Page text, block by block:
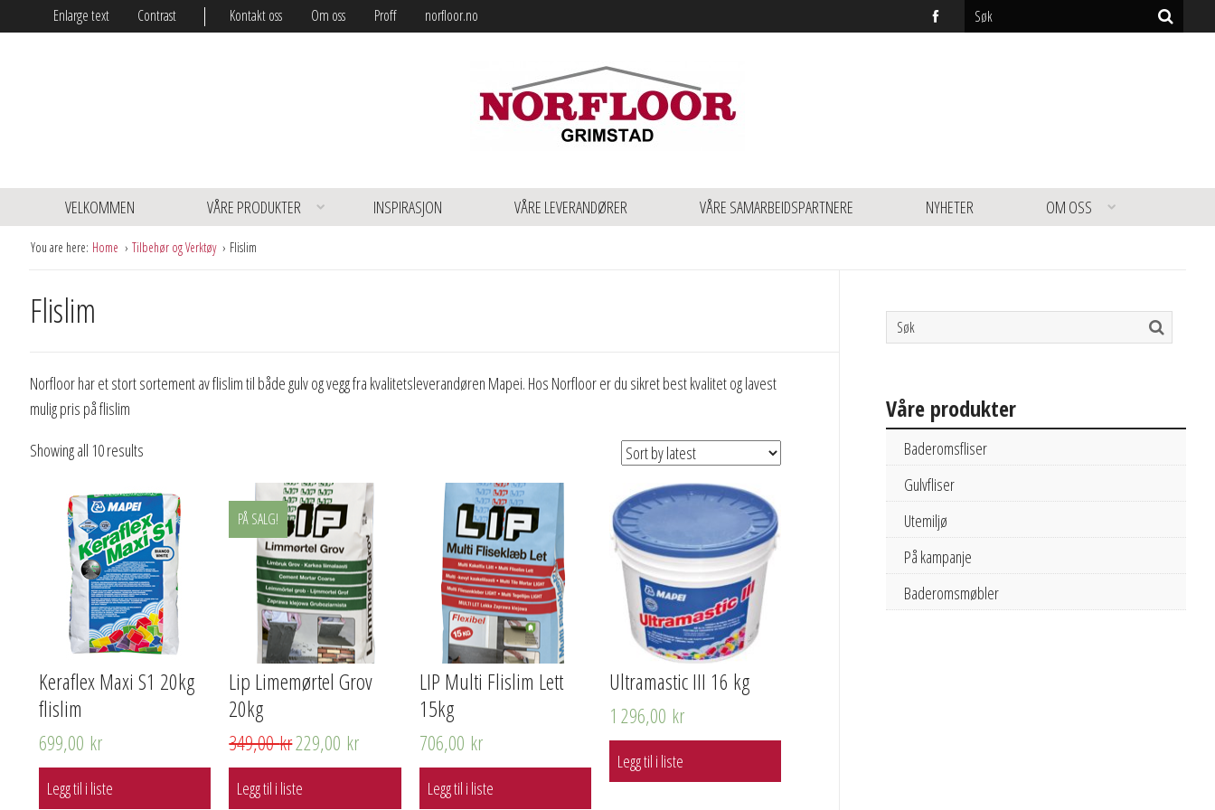
Enlarge text Contrast Kontakt oss Om oss Proff norfloor.no
VELKOMMEN VÅRE PRODUKTER INSPIRASJON VÅRE LEVERANDØRER VÅRE SAMARBEIDSPARTNERE NYHETER OM OSS
You are here: Home Tilbehør og Verktøy Flislim
Flislim
Norfloor har et stort sortement av flislim til både gulv og vegg fra kvalitetsleverandøren Mapei. Hos Norfloor er du sikret best kvalitet og lavest
mulig pris på flislim
Showing all 10 results
Keraflex Maxi S1 20kg
flislim
699,00 kr
Legg til i liste
PÅ SALG!
Lip Limemørtel Grov
20kg
349,00kr229,00 kr
Legg til i liste
LIP Multi Flislim Lett
15kg
706,00 kr
Legg til i liste
Ultramastic III 16 kg
1 296,00 kr
Legg til i liste
Våre produkter
Baderomsfliser
Gulvfliser
Utemiljø
På kampanje
Baderomsmøbler